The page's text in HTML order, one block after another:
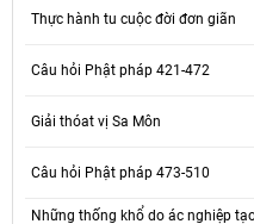
Thực hành tu cuộc đời đơn giãn
Câu hỏi Phật pháp 421-472
Giải thóat vị Sa Môn
Câu hỏi Phật pháp 473-510
Những thống khổ do ác nghiệp